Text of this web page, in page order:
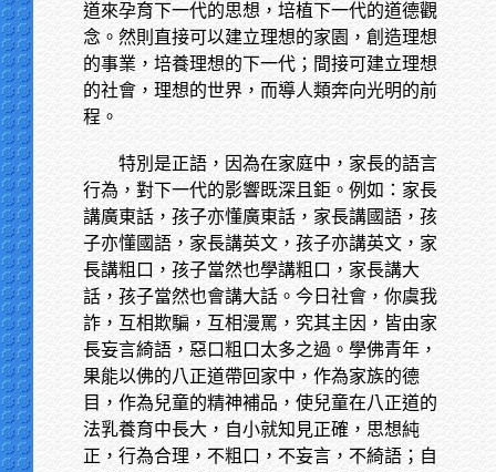
道來孕育下一代的思想，培植下一代的道德觀
念。然則直接可以建立理想的家園，創造理想
的事業，培養理想的下一代；間接可建立理想
的社會，理想的世界，而導人類奔向光明的前
程。
特別是正語，因為在家庭中，家長的語言
行為，對下一代的影響既深且鉅。例如：家長
講廣東話，孩子亦懂廣東話，家長講國語，孩
子亦懂國語，家長講英文，孩子亦講英文，家
長講粗口，孩子當然也學講粗口，家長講大
話，孩子當然也會講大話。今日社會，你虞我
詐，互相欺騙，互相漫罵，究其主因，皆由家
長妄言綺語，惡口粗口太多之過。學佛青年，
果能以佛的八正道帶回家中，作為家族的德
目，作為兒童的精神補品，使兒童在八正道的
法乳養育中長大，自小就知見正確，思想純
正，行為合理，不粗口，不妄言，不綺語；自